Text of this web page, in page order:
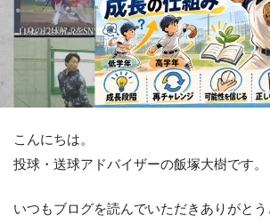
こんにちは。
投球・送球アドバイザーの飯塚大樹です。
いつもブログを読んでいただきありがとう